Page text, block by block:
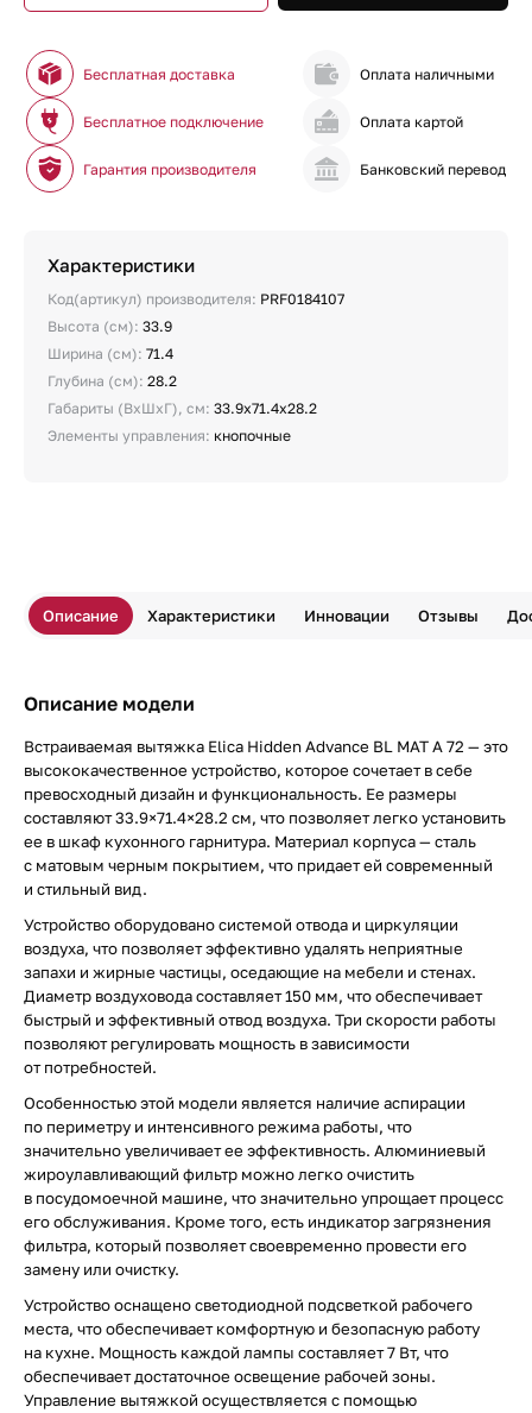
Бесплатная доставка
Бесплатное подключение
Гарантия производителя
Оплата наличными
Оплата картой
Банковский перевод
Характеристики
Код(артикул) производителя: PRF0184107
Высота (см): 33.9
Ширина (см): 71.4
Глубина (см): 28.2
Габариты (ВхШхГ), см: 33.9х71.4х28.2
Элементы управления: кнопочные
Описание Характеристики Инновации Отзывы
Описание модели
Встраиваемая вытяжка Elica Hidden Advance BL MAT A 72 — это
высококачественное устройство, которое сочетает в себе
превосходный дизайн и функциональность. Ее размеры
составляют 33.9×71.4×28.2 см, что позволяет легко установить
ее в шкаф кухонного гарнитура. Материал корпуса — сталь
с матовым черным покрытием, что придает ей современный
и стильный вид.
Устройство оборудовано системой отвода и циркуляции
воздуха, что позволяет эффективно удалять неприятные
запахи и жирные частицы, оседающие на мебели и стенах.
Диаметр воздуховода составляет 150 мм, что обеспечивает
быстрый и эффективный отвод воздуха. Три скорости работы
позволяют регулировать мощность в зависимости
от потребностей.
Особенностью этой модели является наличие аспирации
по периметру и интенсивного режима работы, что
значительно увеличивает ее эффективность. Алюминиевый
жироулавливающий фильтр можно легко очистить
в посудомоечной машине, что значительно упрощает процесс
его обслуживания. Кроме того, есть индикатор загрязнения
фильтра, который позволяет своевременно провести его
замену или очистку.
Устройство оснащено светодиодной подсветкой рабочего
места, что обеспечивает комфортную и безопасную работу
на кухне. Мощность каждой лампы составляет 7 Вт, что
обеспечивает достаточное освещение рабочей зоны.
Управление вытяжкой осуществляется с помощью